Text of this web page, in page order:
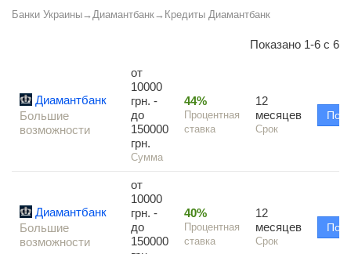
Банки Украины→ Диамантбанк→ Кредиты Диамантбанк
Показано 1-6 с 6
Диамантбанк
Большие
возможности
от
10000
грн. -
до
150000
грн.
Сумма
44%
Процентная
ставка
12
месяцев
Срок
Диамантбанк
Большие
возможности
от
10000
грн. -
до
150000
40%
Процентная
ставка
12
месяцев
Срок